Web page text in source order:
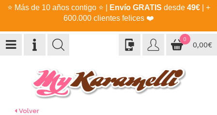
⭐ Más de 10 años contigo ⭐ Envío GRATIS desde 49€| +
600.000 clientes felices ❤️
0
0,00€
Volver